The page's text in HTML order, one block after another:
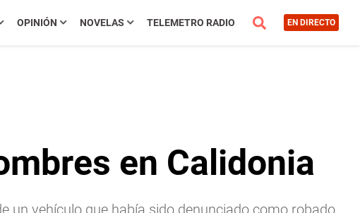
OPINIÓN NOVELAS TELEMETRO RADIO EN DIRECTO
en Calidonia
un vehículo que había sido denunciado como robado.